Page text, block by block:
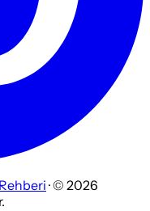
· © 2026